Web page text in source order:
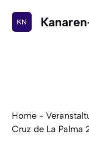
Inhalt
springen
Home -
Cruz de La Palma